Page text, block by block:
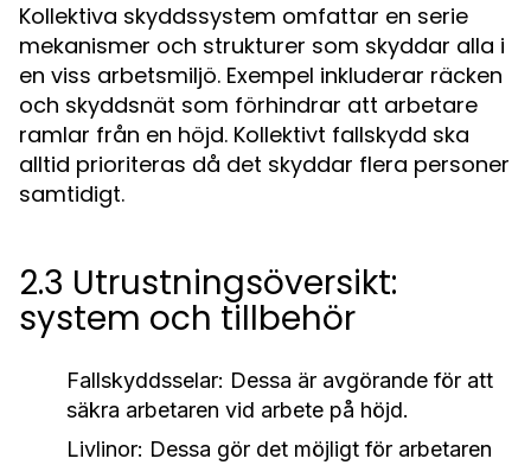
Kollektiva skyddssystem omfattar en serie
mekanismer och strukturer som skyddar alla i
en viss arbetsmiljö. Exempel inkluderar räcken
och skyddsnät som förhindrar att arbetare
ramlar från en höjd. Kollektivt fallskydd ska
alltid prioriteras då det skyddar flera personer
samtidigt.
2.3 Utrustningsöversikt:
system och tillbehör
Fallskyddsselar: Dessa är avgörande för att
säkra arbetaren vid arbete på höjd.
Livlinor: Dessa gör det möjligt för arbetaren